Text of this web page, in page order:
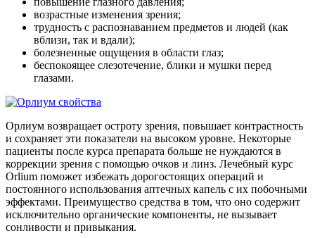
возрастные изменения зрения;
трудность с распознаванием предметов и людей (как
вблизи, так и вдали);
болезненные ощущения в области глаз;
беспокоящее слезотечение, блики и мушки перед
глазами.
Орлиум возвращает остроту зрения, повышает контрастность
и сохраняет эти показатели на высоком уровне. Некоторые
пациенты после курса препарата больше не нуждаются в
коррекции зрения с помощью очков и линз. Лечебный курс
Orlium поможет избежать дорогостоящих операций и
постоянного использования аптечных капель с их побочными
эффектами. Преимущество средства в том, что оно содержит
исключительно органические компоненты, не вызывает
сонливости и привыкания.